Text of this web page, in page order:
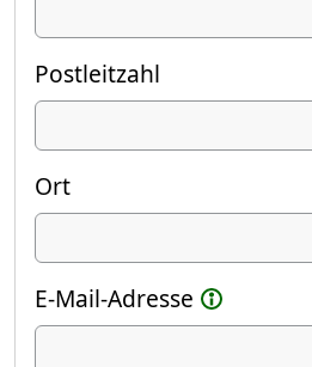
Postleitzahl
Ort
E-Mail-Adresse